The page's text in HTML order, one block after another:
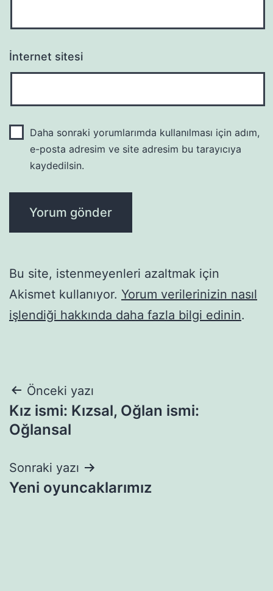
İnternet sitesi
Daha sonraki yorumlarımda kullanılması için adım,
e-posta adresim ve site adresim bu tarayıcıya
kaydedilsin.
Bu site, istenmeyenleri azaltmak için
Akismet kullanıyor. Yorum verilerinizin nasıl
işlendiği hakkında daha fazla bilgi edinin.
Yazı
gezinmesi
Önceki yazı
Kız ismi: Kızsal, Oğlan ismi:
Oğlansal
Sonraki yazı
Yeni oyuncaklarımız